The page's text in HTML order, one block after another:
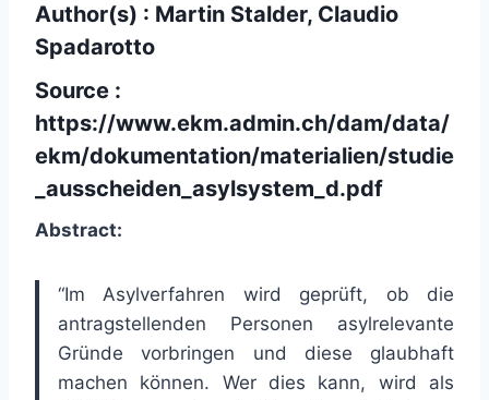
Author(s) : Martin Stalder, Claudio
Spadarotto
Source :
https://www.ekm.admin.ch/dam/data/
ekm/dokumentation/materialien/studie
_ausscheiden_asylsystem_d.pdf
Abstract:
“Im Asylverfahren wird geprüft, ob die
antragstellenden Personen asylrelevante
Gründe vorbringen und diese glaubhaft
machen können. Wer dies kann, wird als